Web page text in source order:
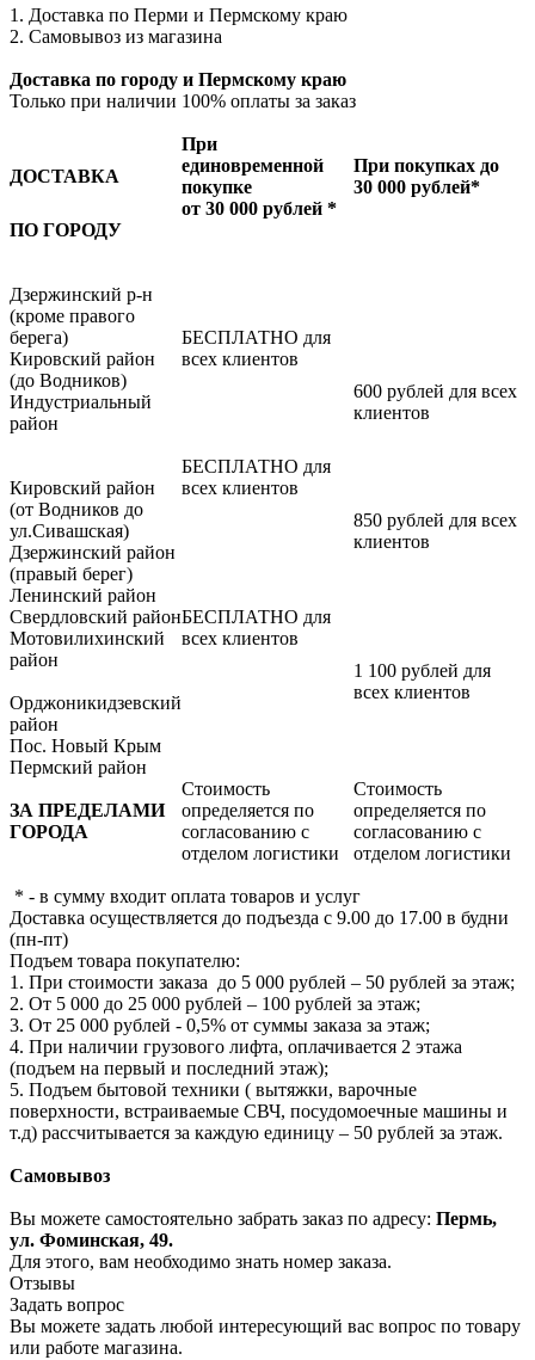
1. Доставка по Перми и Пермскому краю
2. Самовывоз из магазина
Доставка по городу и Пермскому краю
Только при наличии 100% оплаты за заказ
ДОСТАВКА
При
единовременной
покупке
от 30 000 рублей *
При покупках до
30 000 рублей*
ПО ГОРОДУ
Дзержинский р-н
(кроме правого
берега)
Кировский район
(до Водников)
Индустриальный
район
Кировский район
(от Водников до
ул.Сивашская)
Дзержинский район
(правый берег)
Ленинский район
Свердловский район
Мотовилихинский
район
Орджоникидзевский
район
Пос. Новый Крым
Пермский район
БЕСПЛАТНО для
всех клиентов
БЕСПЛАТНО для
всех клиентов
БЕСПЛАТНО для
всех клиентов
600 рублей для всех
клиентов
850 рублей для всех
клиентов
1 100 рублей для
всех клиентов
ЗА ПРЕДЕЛАМИ
ГОРОДА
Стоимость
определяется по
согласованию с
отделом логистики
Стоимость
определяется по
согласованию с
отделом логистики
* - в сумму входит оплата товаров и услуг
Доставка осуществляется до подъезда с 9.00 до 17.00 в будни
(пн-пт)
Подъем товара покупателю:
1. При стоимости заказа до 5 000 рублей – 50 рублей за этаж;
2. От 5 000 до 25 000 рублей – 100 рублей за этаж;
3. От 25 000 рублей - 0,5% от суммы заказа за этаж;
4. При наличии грузового лифта, оплачивается 2 этажа
(подъем на первый и последний этаж);
5. Подъем бытовой техники ( вытяжки, варочные
поверхности, встраиваемые СВЧ, посудомоечные машины и
т.д) рассчитывается за каждую единицу – 50 рублей за этаж.
Самовывоз
Вы можете самостоятельно забрать заказ по адресу: Пермь,
ул. Фоминская, 49.
Для этого, вам необходимо знать номер заказа.
Отзывы
Задать вопрос
Вы можете задать любой интересующий вас вопрос по товару
или работе магазина.